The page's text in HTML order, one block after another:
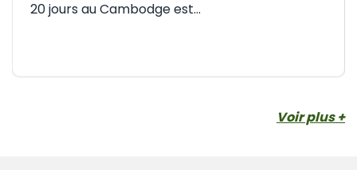
20 jours au Cambodge est...
Voir plus +